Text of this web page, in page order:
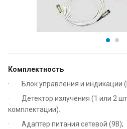
Комплектность
· Блок управления и индикации
· Детектор излучения (1 или 2
комплектации).
· Адаптер питания сетевой (9В);